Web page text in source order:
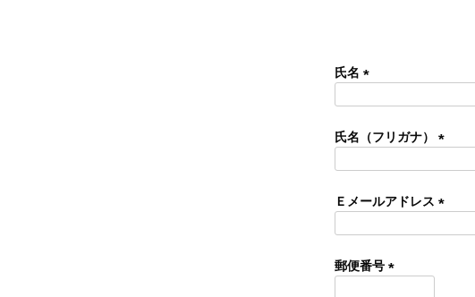
氏名
須
)
氏名（フリガナ）
須
)
Ｅメールアドレス
郵便番号